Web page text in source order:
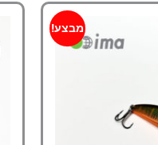
מבצע!